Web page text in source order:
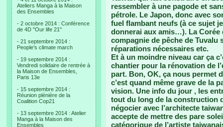
Ateliers Manga à la Maison
des Ensembles
- 2 octobre 2014 : Conférence
de 4D "Our life 21"
- 21 septembre 2014 :
People's climate march
- 19 septembre 2014 :
Vendredi solidaire de rentrée à
la Maison de Ensembles,
Paris 13e
- 15 septembre 2014 :
Réunion plénière de la
Coalition Cop21
- 13 septembre 2014 : Atelier
Manga à la Maison des
Ensembles
ressembler à une pagode et
pétrole. Le Japon, donc avec
fuel flambant neufs (à ce sujet
donnerai aux amis…). La Corée
compagnie de pêche de Tuvalu
réparations nécessaires etc.
Et à un moindre niveau car ça
chantier pour la rénovation de
part. Bon, OK, ça nous permet
c’est quand même grave de la
vision. Une info du jour , les
tout du long de la construction
négocier avec l’architecte
accepte de mettre des pare
catégorique de l’artiste